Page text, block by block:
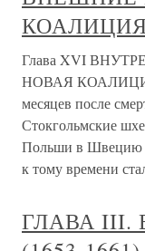
КОАЛИЦИЯ
Глава XVI
НОВАЯ КОАЛИЦИЯ
месяцев после
Стокгольмские
Польши в Швецию
к тому времени
ГЛАВА III.